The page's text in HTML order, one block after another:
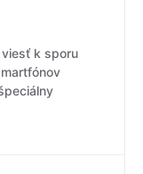
k sporu